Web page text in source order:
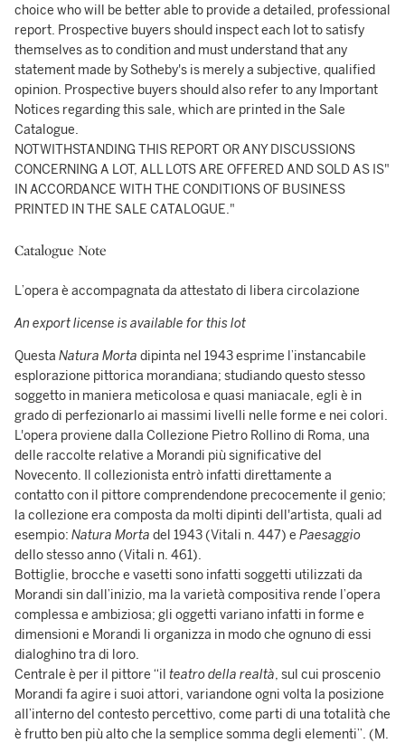
choice who will be better able to provide a detailed, professional
report. Prospective buyers should inspect each lot to satisfy
themselves as to condition and must understand that any
statement made by Sotheby's is merely a subjective, qualified
opinion. Prospective buyers should also refer to any Important
Notices regarding this sale, which are printed in the Sale
Catalogue.
NOTWITHSTANDING THIS REPORT OR ANY DISCUSSIONS
CONCERNING A LOT, ALL LOTS ARE OFFERED AND SOLD AS IS"
IN ACCORDANCE WITH THE CONDITIONS OF BUSINESS
PRINTED IN THE SALE CATALOGUE."
Catalogue Note
L’opera è accompagnata da attestato di libera circolazione
An export license is available for this lot
Questa Natura Morta dipinta nel 1943 esprime l’instancabile
esplorazione pittorica morandiana; studiando questo stesso
soggetto in maniera meticolosa e quasi maniacale, egli è in
grado di perfezionarlo ai massimi livelli nelle forme e nei colori.
L'opera proviene dalla Collezione Pietro Rollino di Roma, una
delle raccolte relative a Morandi più significative del
Novecento. Il collezionista entrò infatti direttamente a
contatto con il pittore comprendendone precocemente il genio;
la collezione era composta da molti dipinti dell'artista, quali ad
esempio: Natura Morta del 1943 (Vitali n. 447) e Paesaggio
dello stesso anno (Vitali n. 461).
Bottiglie, brocche e vasetti sono infatti soggetti utilizzati da
Morandi sin dall’inizio, ma la varietà compositiva rende l’opera
complessa e ambiziosa; gli oggetti variano infatti in forme e
dimensioni e Morandi li organizza in modo che ognuno di essi
dialoghino tra di loro.
Centrale è per il pittore “il teatro della realtà, sul cui proscenio
Morandi fa agire i suoi attori, variandone ogni volta la posizione
all’interno del contesto percettivo, come parti di una totalità che
è frutto ben più alto che la semplice somma degli elementi”. (M.